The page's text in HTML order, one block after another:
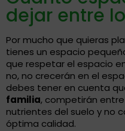
dejar entre
Por mucho que quieras
tienes un espacio
que respetar el espacio
no, no crecerán en el
debes tener en cuenta
familia, competirán
nutrientes del suelo y no
óptima calidad.